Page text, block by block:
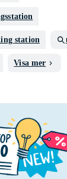
station
Visa mer